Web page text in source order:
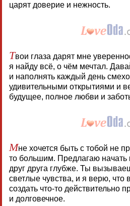
царят доверие и нежность.
Твои глаза дарят мне
я найду всё, о чём мечтал.
и наполнять каждый день
удивительными открытиями и
будущее, полное любви и
Мне хочется быть с тобой не
то большим. Предлагаю начать
друг друга глубже. Ты
светлые чувства, и я верю,
создать что-то действительно
и долговечное.